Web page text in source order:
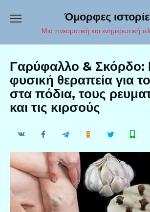
содержанию
Όμορφες
Μια πνευματική και ενημερωτική
Γαρύφαλλο & Σκόρδο:
φυσική θεραπεία για
στα πόδια, τους
και τις κιρσούς